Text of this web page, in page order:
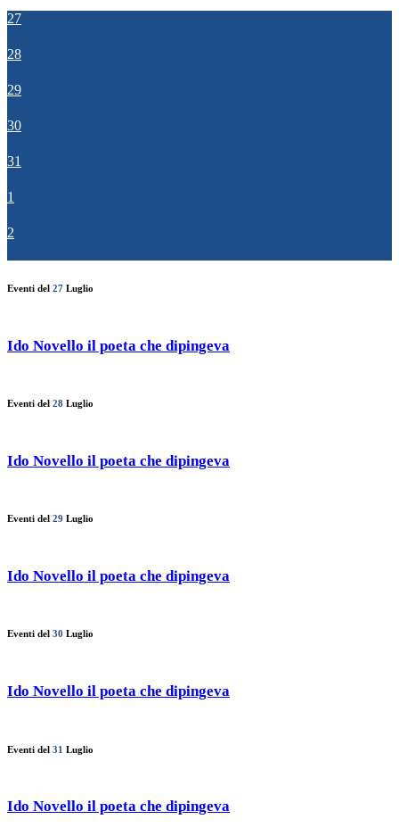
27
28
29
30
31
1
2
Eventi del 27 Luglio
Ido Novello il poeta che dipingeva
Eventi del 28 Luglio
Ido Novello il poeta che dipingeva
Eventi del 29 Luglio
Ido Novello il poeta che dipingeva
Eventi del 30 Luglio
Ido Novello il poeta che dipingeva
Eventi del 31 Luglio
Ido Novello il poeta che dipingeva